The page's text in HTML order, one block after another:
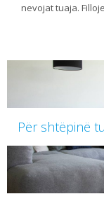
nevojat tuaja.
Për shtëpinë